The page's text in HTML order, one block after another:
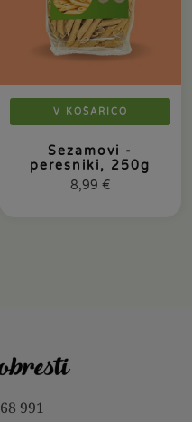
V KOŠARICO
Sezamovi -
peresniki, 250g
8,99 €
991